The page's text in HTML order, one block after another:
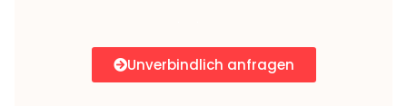
Unverbindlich anfragen